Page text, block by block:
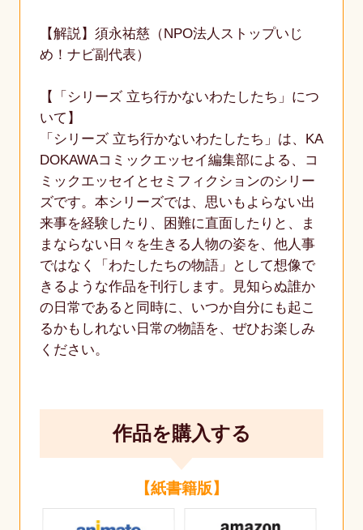
【解説】須永祐慈（NPO法人ストップいじ
め！ナビ副代表）
【「シリーズ 立ち行かないわたしたち」につ
いて】
「シリーズ 立ち行かないわたしたち」は、KA
DOKAWAコミックエッセイ編集部による、コ
ミックエッセイとセミフィクションのシリー
ズです。本シリーズでは、思いもよらない出
来事を経験したり、困難に直面したりと、ま
まならない日々を生きる人物の姿を、他人事
ではなく「わたしたちの物語」として想像で
きるような作品を刊行します。見知らぬ誰か
の日常であると同時に、いつか自分にも起こ
るかもしれない日常の物語を、ぜひお楽しみ
ください。
作品を購入する
【紙書籍版】